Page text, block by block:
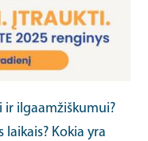
ir ilgaamžiškumui?
laikais? Kokia yra